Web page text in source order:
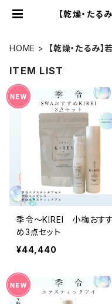
【乾燥・たる
HOME 【乾燥・たるみ】
ITEM LIST
季令〜KIREI 小梅おすす
め3点セット
¥44,440